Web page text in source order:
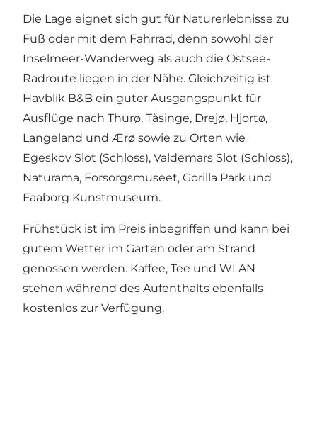
Die Lage eignet sich gut für Naturerlebnisse zu
Fuß oder mit dem Fahrrad, denn sowohl der
Inselmeer-Wanderweg als auch die Ostsee-
Radroute liegen in der Nähe. Gleichzeitig ist
Havblik B&B ein guter Ausgangspunkt für
Ausflüge nach Thurø, Tåsinge, Drejø, Hjortø,
Langeland und Ærø sowie zu Orten wie
Egeskov Slot (Schloss), Valdemars Slot (Schloss),
Naturama, Forsorgsmuseet, Gorilla Park und
Faaborg Kunstmuseum.
Frühstück ist im Preis inbegriffen und kann bei
gutem Wetter im Garten oder am Strand
genossen werden. Kaffee, Tee und WLAN
stehen während des Aufenthalts ebenfalls
kostenlos zur Verfügung.